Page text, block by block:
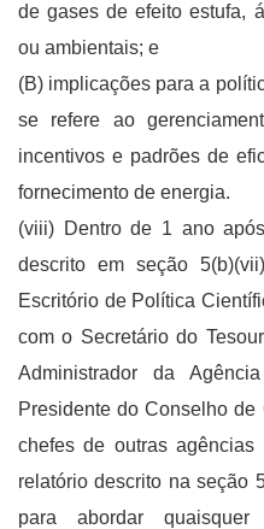
de gases de efeito estufa,
ou ambientais; e
(B) implicações para a
se refere ao
incentivos e padrões de
fornecimento de energia.
(viii) Dentro de 1 ano
descrito em seção
Escritório de Política
com o Secretário do
Administrador da
Presidente do Conselho
chefes de outras
relatório descrito na seção
para abordar